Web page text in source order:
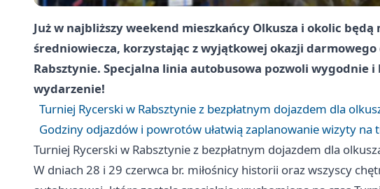
Już w najbliższy weekend mieszkańcy Olkusza i okolic
średniowiecza, korzystając z wyjątkowej okazji
Rabsztynie. Specjalna linia autobusowa pozwoli wygodnie i
wydarzenie!
Turniej Rycerski w Rabsztynie z bezpłatnym dojazdem dla
Godziny odjazdów i powrotów ułatwią zaplanowanie wizyty na
Turniej Rycerski w Rabsztynie z bezpłatnym dojazdem dla
W dniach 28 i 29 czerwca br. miłośnicy historii oraz wszyscy